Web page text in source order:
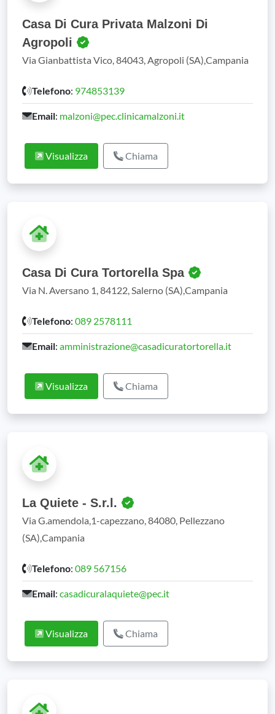
Casa Di Cura Privata Malzoni Di
Agropoli
Via Gianbattista Vico, 84043, Agropoli (SA),Campania
Telefono: 974853139
Email: malzoni@pec.clinicamalzoni.it
Visualizza Chiama
Casa Di Cura Tortorella Spa
Via N. Aversano 1, 84122, Salerno (SA),Campania
Telefono: 089 2578111
Email: amministrazione@casadicuratortorella.it
Visualizza Chiama
La Quiete - S.r.l.
Via G.amendola,1-capezzano, 84080, Pellezzano
(SA),Campania
Telefono: 089 567156
Email: casadicuralaquiete@pec.it
Visualizza Chiama